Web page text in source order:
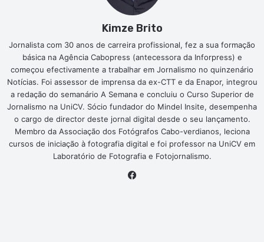
Kimze Brito
Jornalista com 30 anos de carreira profissional, fez a sua formação
básica na Agência Cabopress (antecessora da Inforpress) e
começou efectivamente a trabalhar em Jornalismo no quinzenário
Notícias. Foi assessor de imprensa da ex-CTT e da Enapor, integrou
a redação do semanário A Semana e concluiu o Curso Superior de
Jornalismo na UniCV. Sócio fundador do Mindel Insite, desempenha
o cargo de director deste jornal digital desde o seu lançamento.
Membro da Associação dos Fotógrafos Cabo-verdianos, leciona
cursos de iniciação à fotografia digital e foi professor na UniCV em
Laboratório de Fotografia e Fotojornalismo.